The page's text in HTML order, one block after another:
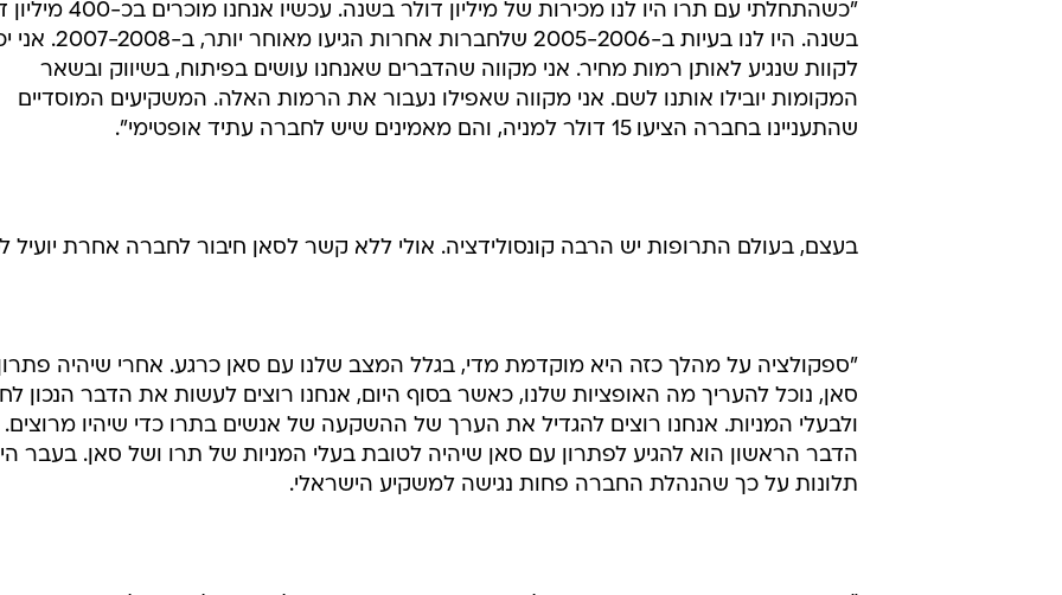
"כשהתחלתי עם תרו היו לנו מכירות של מיליון דולר בשנה.
בשנה. היו לנו בעיות ב-2005-2006 שלחברות אחרות הגיעו
לקוות שנגיע לאותן רמות מחיר. אני מקווה שהדברים שאנחנו עושים בפיתוח, בשיווק ובשאר
המקומות יובילו אותנו לשם. אני מקווה שאפילו נעבור את הרמות האלה. המשקיעים המוסדיים
שהתעניינו בחברה הציעו 15 דולר למניה, והם מאמינים שיש לחברה עתיד אופטימי".
בעצם, בעולם התרופות יש הרבה קונסולידציה. אולי ללא קשר לסאן חיבור לחברה אחרת יועיל
"ספקולציה על מהלך כזה היא מוקדמת מדי, בגלל המצב שלנו עם סאן כרגע. אחרי שיהיה
סאן, נוכל להעריך מה האופציות שלנו, כאשר בסוף היום, אנחנו רוצים לעשות את הדבר הנכון
ולבעלי המניות. אנחנו רוצים להגדיל את הערך של ההשקעה של אנשים בתרו כדי שיהיו מרוצים.
הדבר הראשון הוא להגיע לפתרון עם סאן שיהיה לטובת בעלי המניות של תרו ושל סאן. בעבר
תלונות על כך שהנהלת החברה פחות נגישה למשקיע הישראלי.